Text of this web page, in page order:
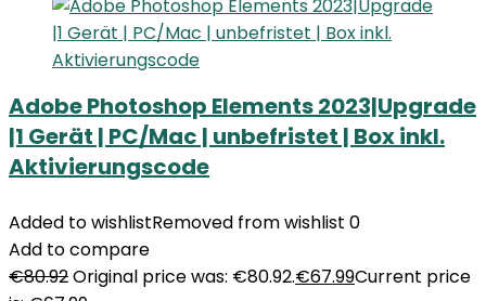
Adobe Photoshop Elements 2023|Upgrade
|1 Gerät | PC/Mac | unbefristet | Box inkl.
Aktivierungscode
Added to wishlistRemoved from wishlist 0
Add to compare
€80.92Original price was: €80.92.€67.99Current price